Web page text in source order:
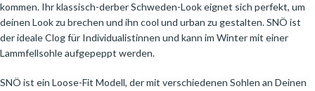
kommen. Ihr klassisch-derber Schweden-Look eignet sich perfekt, um
deinen Look zu brechen und ihn cool und urban zu gestalten. SNÖ ist
der ideale Clog für Individualistinnen und kann im Winter mit einer
Lammfellsohle aufgepeppt werden.
SNÖ ist ein Loose-Fit Modell, der mit verschiedenen Sohlen an Deinen